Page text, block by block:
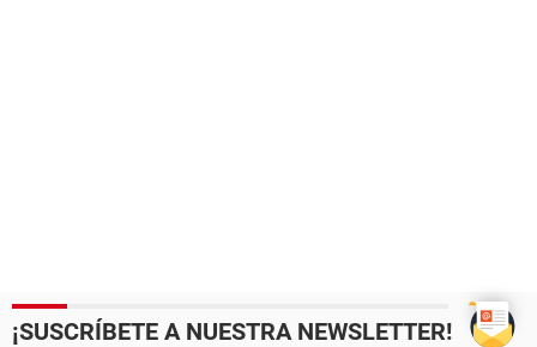
¡SUSCRÍBETE A NUESTRA NEWSLETTER!